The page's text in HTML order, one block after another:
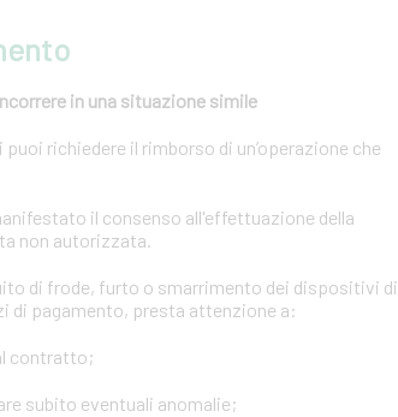
in una situazione simile
richiedere il rimborso di un’operazione che
il consenso all'effettuazione della
non autorizzata.
di frode, furto o smarrimento dei dispositivi di
di pagamento, presta attenzione a:
contratto;
subito eventuali anomalie;